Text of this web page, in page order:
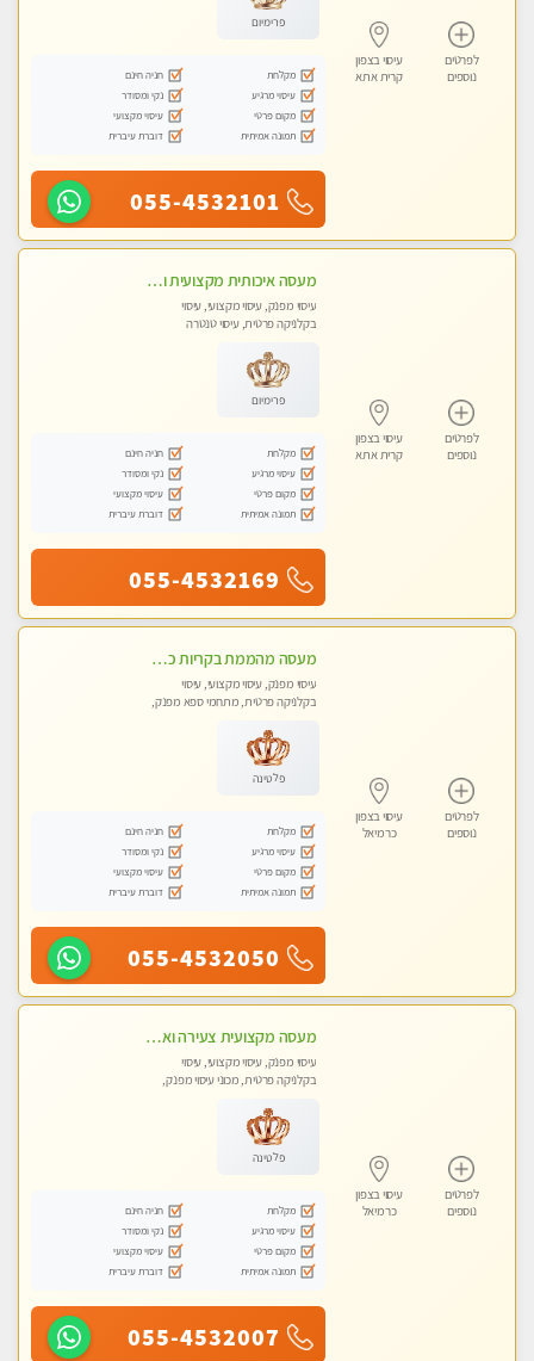
לפרטים
נוספים
עיסוי בצפון
קרית אתא
פרימיום
מקלחת
חניה חינם
עיסוי מרגיע
נקי ומסודר
מקום פרטי
עיסוי מקצועי
תמונה אמיתית
דוברת עיברית
055-4532101
לפרטים
נוספים
עיסוי בצפון
קרית אתא
מעסה איכותית מקצועית ומפנקת מאוד פרטי מומלץ בחום
עיסוי מפנק, עיסוי מקצועי, עיסוי
בקלניקה פרטית, עיסוי טנטרה
פרימיום
מקלחת
חניה חינם
עיסוי מרגיע
נקי ומסודר
מקום פרטי
עיסוי מקצועי
תמונה אמיתית
דוברת עיברית
055-4532169
לפרטים
נוספים
עיסוי בצפון
כרמיאל
מעסה מהממת בקריות כל סוגי העיסויים מעסה מקצועית ואיכותית פרטי!!!
עיסוי מפנק, עיסוי מקצועי, עיסוי
בקלניקה פרטית, מתחמי ספא מפנק,
פלטינה
מקלחת
חניה חינם
עיסוי מרגיע
נקי ומסודר
מקום פרטי
עיסוי מקצועי
תמונה אמיתית
דוברת עיברית
055-4532050
לפרטים
נוספים
עיסוי בצפון
כרמיאל
מעסה מקצועית צעירה ואיכותית לעיסוי מרגיע ומפנק VIP-מומלץ לחלוטין! פרטי! ​​​​​​ Highly recommended
עיסוי מפנק, עיסוי מקצועי, עיסוי
בקלניקה פרטית, מכוני עיסוי מפנק,
פלטינה
מקלחת
חניה חינם
עיסוי מרגיע
נקי ומסודר
מקום פרטי
עיסוי מקצועי
תמונה אמיתית
דוברת עיברית
055-4532007